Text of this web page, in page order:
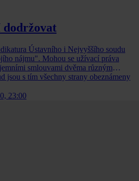
dodržovat
Ústavního i Nejvyššího soudu
nájmu". Mohou se užívací práva
smlouvami dvěma různým
jsou s tím všechny strany obeznámeny
23:00